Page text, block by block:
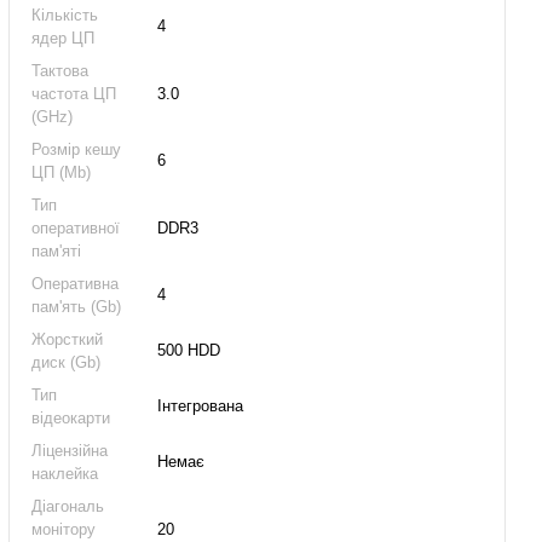
Кількість
ядер ЦП
4
Тактова
частота ЦП
(GHz)
3.0
Розмір кешу
ЦП (Mb)
6
Тип
оперативної
пам'яті
DDR3
Оперативна
пам'ять (Gb)
4
Жорсткий
диск (Gb)
500 HDD
Тип
відеокарти
Інтегрована
Ліцензійна
наклейка
Немає
Діагональ
монітору
20